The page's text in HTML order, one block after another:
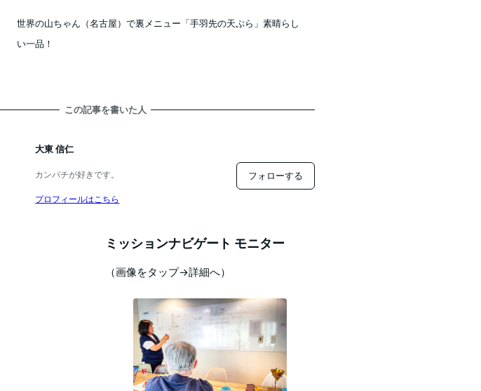
世界の山ちゃん（名古屋）で裏メニュー「手羽先の天ぷら」素晴らし
い一品！
この記事を書いた人
大東 信仁
カンパチが好きです。
プロフィールはこちら
フォローする
ミッションナビゲート モニター
（画像をタップ→詳細へ）